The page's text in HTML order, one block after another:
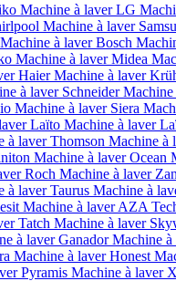
Machine à laver LG
Machine à laver
Machine à laver Bosch
Machine à laver Midea
HaierMachine à laver
à laver Schneider
Machine à laver Siera
Laïto Machine à laver
à laver Thomson Machine à
Machine à laver Ocean
Roch Machine à laver
à laver Taurus Machine à
Machine à laver AZA
Tatch Machine à laver
à laver GanadorMachine
Machine à laver Honest
Pyramis Machine à laver